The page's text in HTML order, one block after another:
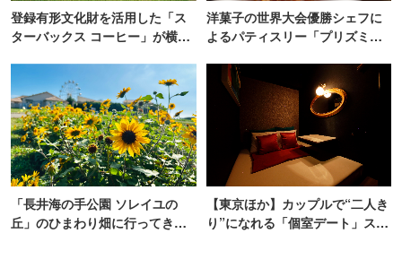
登録有形文化財を活用した「ス
ターバックス コーヒー」が横
洋菓子の世界大会優勝シェフに
よるパティスリー「プリズミッ
「長井海の手公園 ソレイユの
丘」のひまわり畑に行ってき
【東京ほか】カップルで“二人き
り”になれる「個室デート」スポ